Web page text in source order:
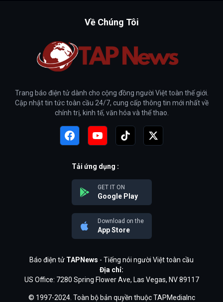
Về Chúng Tôi
Trang báo điện tử dành cho cộng đồng người Việt toàn thế giới.
Cập nhật tin tức toàn cầu 24/7, cung cấp thông tin mới nhất về
chính trị, kinh tế, văn hóa và thể thao.
Tải ứng dụng :
GET IT ON
Google Play
Download on the
App Store
Báo điện tử TAPNews - Tiếng nói người Việt toàn cầu
Địa chỉ:
US Office: 7280 Spring Flower Ave, Las Vegas, NV 89117
© 1997-2024. Toàn bộ bản quyền thuộc TAPMediaInc